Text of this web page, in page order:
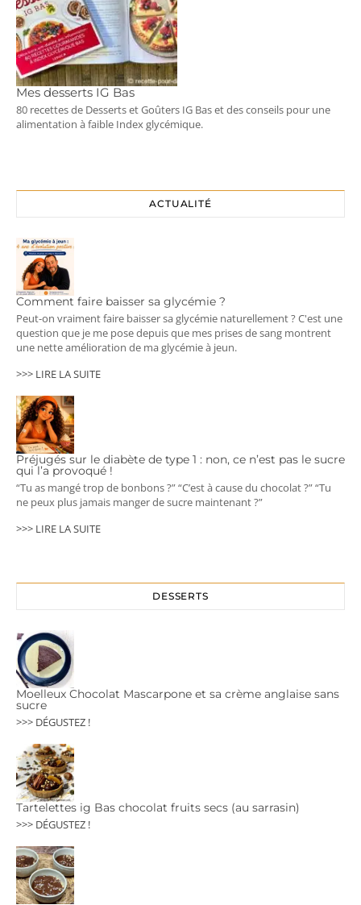
Mes desserts IG Bas
80 recettes de Desserts et Goûters IG Bas et des conseils pour une
alimentation à faible Index glycémique.
ACTUALITÉ
Comment faire baisser sa glycémie ?
Peut-on vraiment faire baisser sa glycémie naturellement ? C'est une
question que je me pose depuis que mes prises de sang montrent
une nette amélioration de ma glycémie à jeun.
>>> LIRE LA SUITE
Préjugés sur le diabète de type 1 : non, ce n’est pas le sucre
qui l’a provoqué !
“Tu as mangé trop de bonbons ?” “C’est à cause du chocolat ?” “Tu
ne peux plus jamais manger de sucre maintenant ?”
>>> LIRE LA SUITE
DESSERTS
Moelleux Chocolat Mascarpone et sa crème anglaise sans
sucre
>>> DÉGUSTEZ !
Tartelettes ig Bas chocolat fruits secs (au sarrasin)
>>> DÉGUSTEZ !